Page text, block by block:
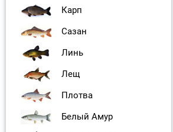
Карп
Сазан
Линь
Лещ
Плотва
Белый Амур